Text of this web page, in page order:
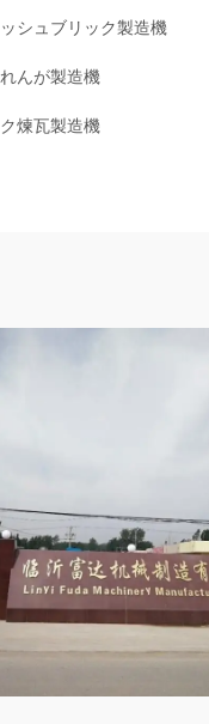
シュブリック製造機
んが製造機
煉瓦製造機